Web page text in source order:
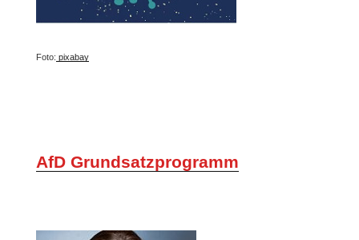
Foto: pixabay
AfD Grundsatzprogramm